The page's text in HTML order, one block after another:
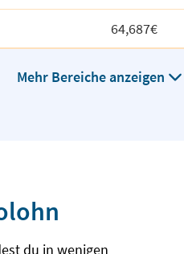
64,687€
Mehr Bereiche anzeigen
du in wenigen